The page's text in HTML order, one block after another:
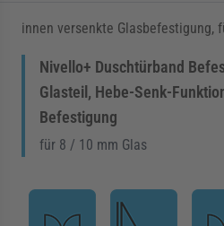
innen versenkte Glasbefestigung,
Nivello+ Duschtürband
Glasteil, Hebe-Senk-
Befestigung
für 8 / 10 mm Glas